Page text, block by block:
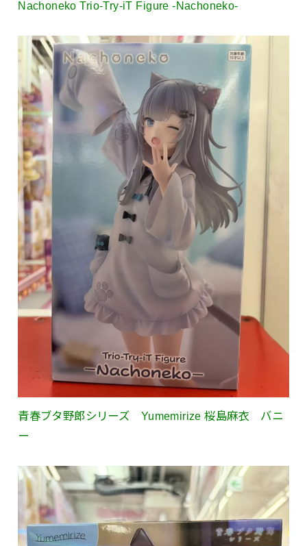
Nachoneko Trio-Try-iT Figure -Nachoneko-
青春ブタ野郎シリーズ Yumemirize 桜島麻衣 バニ
ー